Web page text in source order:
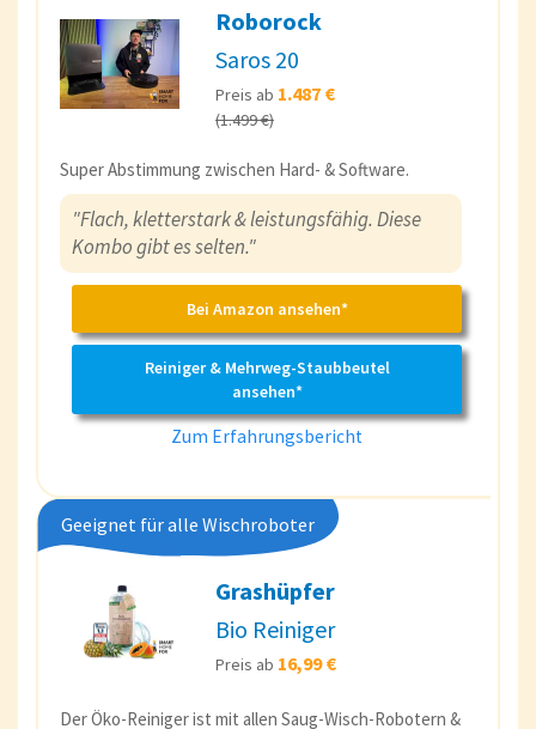
Roborock
Saros 20
Preis ab 1.487 €
(1.499 €)
Super Abstimmung zwischen Hard- & Software.
"Flach, kletterstark & leistungsfähig. Diese
Kombo gibt es selten."
Bei Amazon ansehen*
Reiniger & Mehrweg-Staubbeutel
ansehen*
Zum Erfahrungsbericht
Geeignet für alle Wischroboter
Grashüpfer
Bio Reiniger
Preis ab 16,99 €
Der Öko-Reiniger ist mit allen Saug-Wisch-Robotern &